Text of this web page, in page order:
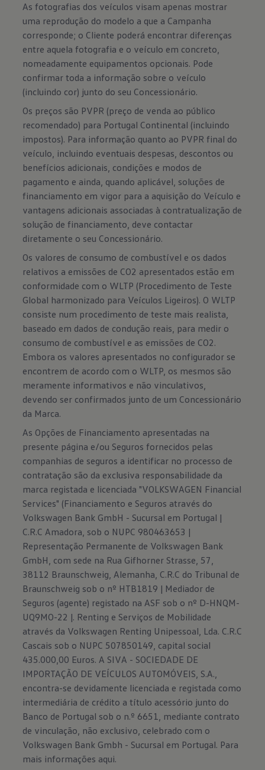
As fotografias dos veículos visam apenas mostrar
uma reprodução do modelo a que a Campanha
corresponde; o Cliente poderá encontrar diferenças
entre aquela fotografia e o veículo em concreto,
nomeadamente equipamentos opcionais. Pode
confirmar toda a informação sobre o veículo
(incluindo cor) junto do seu Concessionário.
Os preços são PVPR (preço de venda ao público
recomendado) para Portugal Continental (incluindo
impostos). Para informação quanto ao PVPR final do
veículo, incluindo eventuais despesas, descontos ou
benefícios adicionais, condições e modos de
pagamento e ainda, quando aplicável, soluções de
financiamento em vigor para a aquisição do Veículo e
vantagens adicionais associadas à contratualização de
solução de financiamento, deve contactar
diretamente o seu Concessionário.
Os valores de consumo de combustível e os dados
relativos a emissões de CO2 apresentados estão em
conformidade com o WLTP (Procedimento de Teste
Global harmonizado para Veículos Ligeiros). O WLTP
consiste num procedimento de teste mais realista,
baseado em dados de condução reais, para medir o
consumo de combustível e as emissões de CO2.
Embora os valores apresentados no configurador se
encontrem de acordo com o WLTP, os mesmos são
meramente informativos e não vinculativos,
devendo ser confirmados junto de um Concessionário
da Marca.
As Opções de Financiamento apresentadas na
presente página e/ou Seguros fornecidos pelas
companhias de seguros a identificar no processo de
contratação são da exclusiva responsabilidade da
marca registada e licenciada "VOLKSWAGEN Financial
Services" (Financiamento e Seguros através do
Volkswagen Bank GmbH - Sucursal em Portugal |
C.R.C Amadora, sob o NUPC 980463653 |
Representação Permanente de Volkswagen Bank
GmbH, com sede na Rua Gifhorner Strasse, 57,
38112 Braunschweig, Alemanha, C.R.C do Tribunal de
Braunschweig sob o nº HTB1819 | Mediador de
Seguros (agente) registado na ASF sob o nº D-HNQM-
UQ9MO-22 |. Renting e Serviços de Mobilidade
através da Volkswagen Renting Unipessoal, Lda. C.R.C
Cascais sob o NUPC 507850149, capital social
435.000,00 Euros. A SIVA - SOCIEDADE DE
IMPORTAÇÃO DE VEÍCULOS AUTOMÓVEIS, S.A.,
encontra-se devidamente licenciada e registada como
intermediária de crédito a título acessório junto do
Banco de Portugal sob o n.º 6651, mediante contrato
de vinculação, não exclusivo, celebrado com o
Volkswagen Bank Gmbh - Sucursal em Portugal. Para
mais informações aqui.